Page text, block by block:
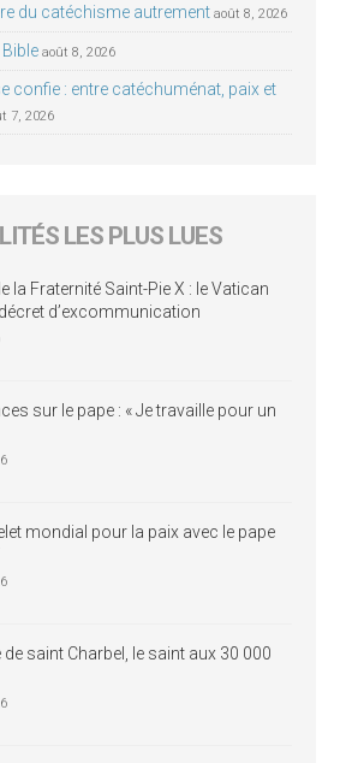
du catéchisme autrement août 8, 2026
août 8, 2026
confie : entre catéchuménat, paix et
7, 2026
LES PLUS LUES
la Fraternité Saint-Pie X : le Vatican
d’excommunication
sur le pape : « Je travaille pour un
mondial pour la paix avec le pape
saint Charbel, le saint aux 30 000